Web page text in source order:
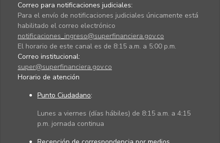
Correo para notificaciones judiciales:
Para el envío de notificaciones judiciales únicamente está
habilitado el correo electrónico
notificaciones_ingreso@superfinanciera.gov.co
El horario de este canal es de 8:15 a.m. a 5:00 p.m.
Correo institucional:
super@superfinanciera.gov.co
Horario de atención
Punto Ciudadano:
Lunes a viernes (días hábiles) de 8:15 a.m. a 4:15
p.m. jornada continua